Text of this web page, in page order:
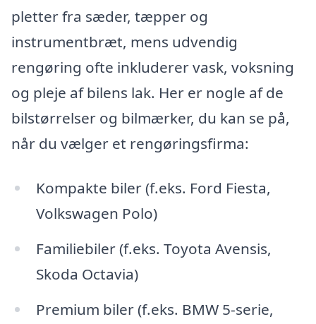
pletter fra sæder, tæpper og
instrumentbræt, mens udvendig
rengøring ofte inkluderer vask, voksning
og pleje af bilens lak. Her er nogle af de
bilstørrelser og bilmærker, du kan se på,
når du vælger et rengøringsfirma:
Kompakte biler (f.eks. Ford Fiesta,
Volkswagen Polo)
Familiebiler (f.eks. Toyota Avensis,
Skoda Octavia)
Premium biler (f.eks. BMW 5-serie,